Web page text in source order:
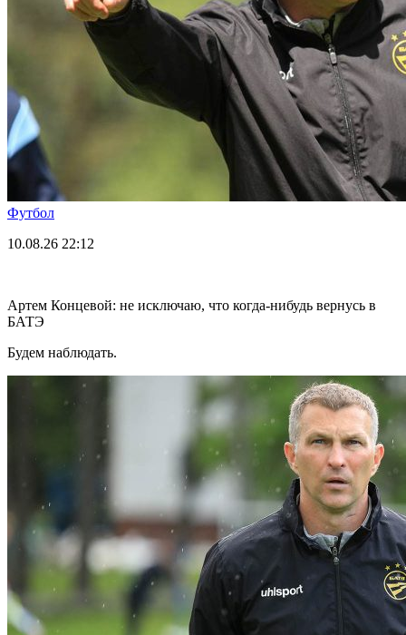
Футбол
10.08.26 22:12
Артем Концевой: не исключаю, что когда-нибудь вернусь в
БАТЭ
Будем наблюдать.